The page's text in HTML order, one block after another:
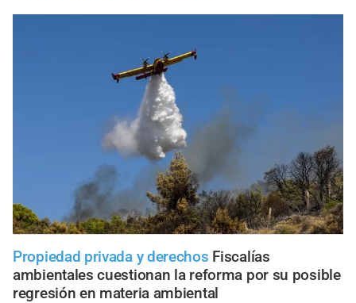
Propiedad privada y derechos Fiscalías
ambientales cuestionan la reforma por su posible
regresión en materia ambiental